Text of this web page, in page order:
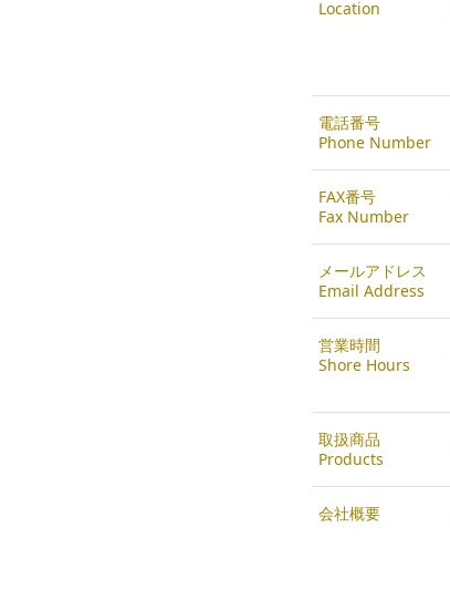
Location
電話番号
Phone Number
FAX番号
Fax Number
メールアドレス
Email Address
営業時間
Shore Hours
取扱商品
Products
会社概要